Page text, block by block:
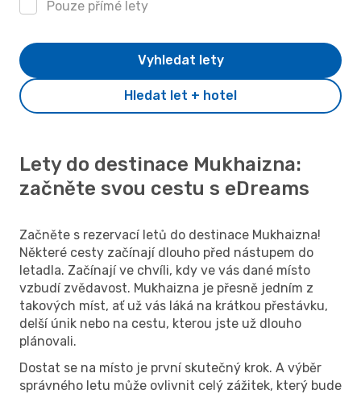
Pouze přímé lety
Hledat let + hotel
Vyhledat lety
Lety do destinace Mukhaizna:
začněte svou cestu s eDreams
Začněte s rezervací letů do destinace Mukhaizna!
Některé cesty začínají dlouho před nástupem do
letadla. Začínají ve chvíli, kdy ve vás dané místo
vzbudí zvědavost. Mukhaizna je přesně jedním z
takových míst, ať už vás láká na krátkou přestávku,
delší únik nebo na cestu, kterou jste už dlouho
plánovali.
Dostat se na místo je první skutečný krok. A výběr
správného letu může ovlivnit celý zážitek, který bude